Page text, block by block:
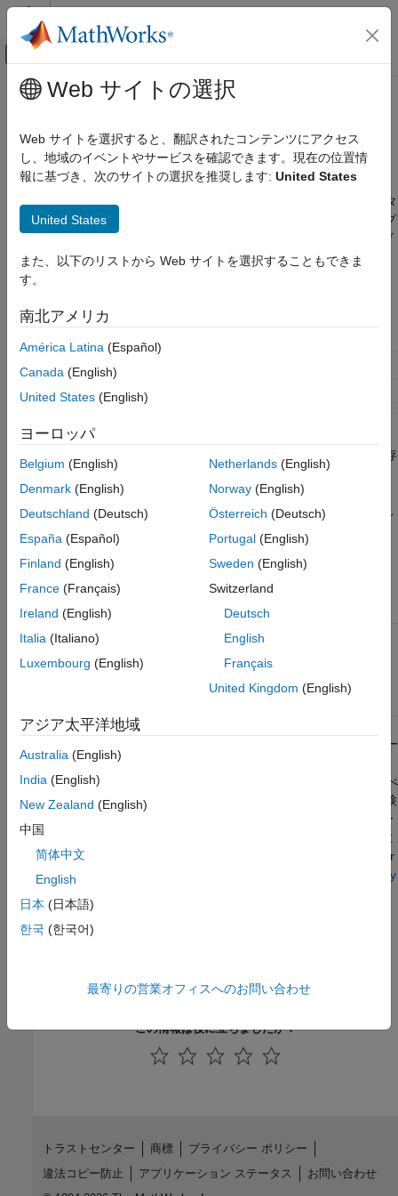
コンテンツへスキップ
オフキャンバス ナビゲーション メ
ドキュメンテーションのホーム
外部言語インターフェイス
MATLAB での C
の作成
メインコンテンツ
MAT ファイル アプリケーションの
共有
MATLAB ®
では、MAT ファイル アプリケーションの作成に共有
ライブラリ ファイルが必要です。またこれらのファイルのランタ
イム バージョンも、他のシステムに展開する MAT ファイル アプ
リケーションと共に展開しなければなりません。これらのライブ
ラリはmatlabroot/bin/archフォルダーにあります。
libmat.dll
libmx.dll
ビルド コマンドで他のランタイム ライブラリを指定する場合
は、これらのライブラリがエンド ユーザーのコンピューターに存
在しなければなりません。これらのライブラリ ファイルは、
libmxライブラリと同じフォルダー内になければなりません。以
下の表に記したプラットフォーム別のコマンドを使用して、これ
ライブラリ依存のコマンド
Windows
Dependency
の以下の指示を参
ldd -d libmat.so
Windows システムでのライブラリ依存関係を検出するには、サー
ドパーティ製品の Dependency Walker を使用します。この無料
のユーティリティは、Windows モジュールをスキャンして、すべ
ての依存モジュールの階層ツリー ダイアグラムを作成します。検
出されたモジュールごとに、そのモジュールによってエクスポー
トされるすべての関数と、それらの関数のうち他のモジュールに
よって呼び出されるものがリストされます。Dependency Walker
の使用の詳細については、
How do I determine which libraries my
い。
この情報は役に立ちましたか？
Web サイトの選択
Web サイトを選択すると、翻訳されたコンテンツにアクセス
し、地域のイベントやサービスを確認できます。現在の位置情
報に基づき、次のサイトの選択を推奨します: United States
United States
また、以下のリストから Web サイトを選択することもできま
す。
南北アメリカ
América Latina (Español)
Canada (English)
United States (English)
ヨーロッパ
Belgium (English)
Denmark (English)
Deutschland (Deutsch)
España (Español)
Finland (English)
France (Français)
Ireland (English)
Italia (Italiano)
Luxembourg (English)
Netherlands(English)
Norway(English)
Österreich (Deutsch)
Portugal(English)
Sweden (English)
Switzerland
Deutsch
English
Français
United Kingdom (English)
アジア太平洋地域
Australia (English)
India (English)
New Zealand (English)
中国
简体中文
English
日本 (日本語)
한국 (한국어)
最寄りの営業オフィスへのお問い合わせ
トラストセンター 商標
プライバシー ポリシー
違法コピー防止
アプリケーション ステータス
お問い合わせ